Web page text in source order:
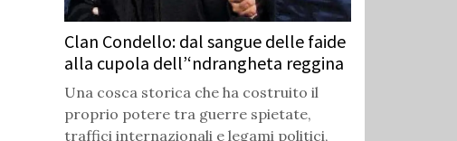
Clan Condello: dal sangue delle faide
alla cupola dell’‘ndrangheta reggina
Una cosca storica che ha costruito il
proprio potere tra guerre spietate,
traffici internazionali e legami politici,